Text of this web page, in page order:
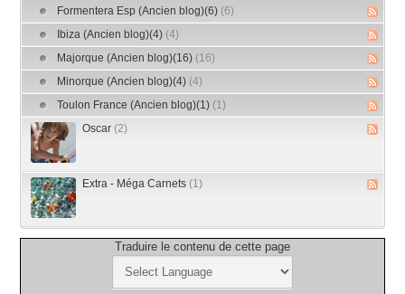
Formentera Esp (Ancien blog)(6) (6)
Ibiza (Ancien blog)(4) (4)
Majorque (Ancien blog)(16) (16)
Minorque (Ancien blog)(4) (4)
Toulon France (Ancien blog)(1) (1)
Oscar (2)
Extra - Méga Carnets (1)
Traduire le contenu de cette page